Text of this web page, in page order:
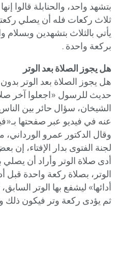
بتشهد واحد، والحنابلة قالوا
ثلاث ركعات فله أن يصلي
يأتي بالثلاث بتشهدين وبسلام
بركعة واحدة .
هل يجوز الصلاة بعد الوتر
هل يجوز الصلاة بعد الوتر
حديث للرسول «اجعلوا آخر
الشيخان، سؤال حائر بين
عنه في فيديو عبر صفحتها
وقال الدكتور عمرو الورداني،
لجنة الفتوى بدار الإفتاء، إن
أدى صلاة الوتر وأراد أن
الوتر، بصلاة ركعة واحدة
أدائها» ليشفع بها الوتر
ثم يؤدى ركعة وتر فيكون ذلك